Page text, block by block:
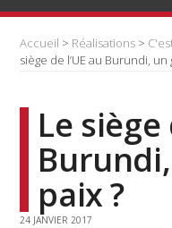
Accueil > Réalisations >
siège de l’UE au Burundi, un
Le siège
paix ?
24 JANVIER 2017